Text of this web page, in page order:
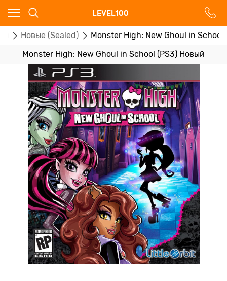
LEVEL100
Новые (Sealed) Monster High: New Ghoul in School
Monster High: New Ghoul in School (PS3) Новый
Ваш город - Москва,
угадали?
ДА НЕТ